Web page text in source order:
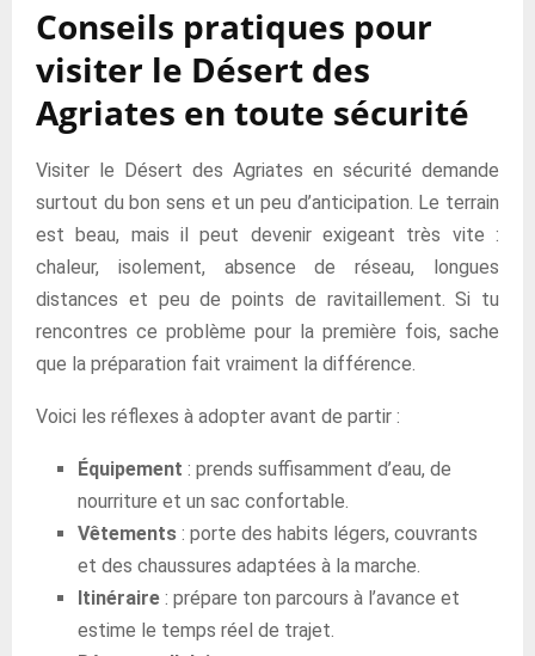
Conseils pratiques pour
visiter le Désert des
Agriates en toute sécurité
Visiter le Désert des Agriates en sécurité demande
surtout du bon sens et un peu d’anticipation. Le terrain
est beau, mais il peut devenir exigeant très vite :
chaleur, isolement, absence de réseau, longues
distances et peu de points de ravitaillement. Si tu
rencontres ce problème pour la première fois, sache
que la préparation fait vraiment la différence.
Voici les réflexes à adopter avant de partir :
Équipement : prends suffisamment d’eau, de
nourriture et un sac confortable.
Vêtements : porte des habits légers, couvrants
et des chaussures adaptées à la marche.
Itinéraire : prépare ton parcours à l’avance et
estime le temps réel de trajet.